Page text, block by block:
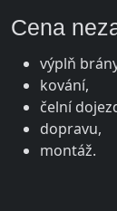
Cena
výplň
kování,
čelní
dopravu,
montáž.